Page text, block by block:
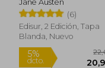
Jane Austen
(6)
Edisur, 2 Edición, Tapa
Blanda, Nuevo